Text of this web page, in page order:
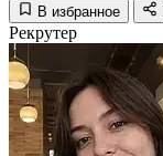
В избранное
Рекрутер